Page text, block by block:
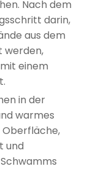
Nach dem
darin,
aus dem
werden,
einem
in der
warmes
Oberfläche,
und